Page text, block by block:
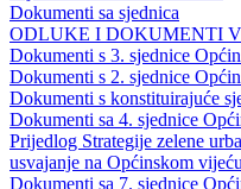
Dokumenti sa sjednica
ODLUKE I DOKUMENTI
Dokumenti s 3. sjednice
Dokumenti s 2. sjednice
Dokumenti s konstituirajuće
Dokumenti sa 4. sjednice
Prijedlog Strategije zelene
usvajanje na Općinskom vijeću
Dokumenti sa 7. sjednice